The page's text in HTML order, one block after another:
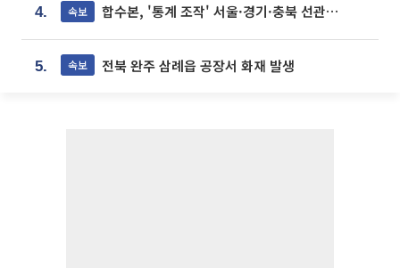
4. 속보 합수본, '통계 조작' 서울·경기·충북 선관위 등 추가 압수수색
5. 속보 전북 완주 삼례읍 공장서 화재 발생